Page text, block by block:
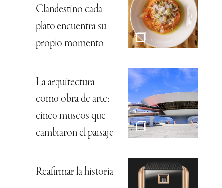
Clandestino cada
plato encuentra su
propio momento
La arquitectura
como obra de arte:
cinco museos que
cambiaron el paisaje
Reafirmar la historia